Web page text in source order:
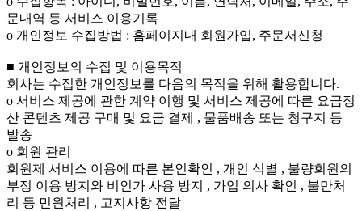
문내역 등 서비스 이용기록
ο 개인정보 수집방법 : 홈페이지내 회원가입, 주문서신청
■ 개인정보의 수집 및 이용목적
회사는 수집한 개인정보를 다음의 목적을 위해 활용합니다.
ο 서비스 제공에 관한 계약 이행 및 서비스 제공에 따른 요금정
산 콘텐츠 제공 구매 및 요금 결제 , 물품배송 또는 청구지 등
발송
ο 회원 관리
회원제 서비스 이용에 따른 본인확인 , 개인 식별 , 불량회원의
부정 이용 방지와 비인가 사용 방지 , 가입 의사 확인 , 불만처
리 등 민원처리 , 고지사항 전달